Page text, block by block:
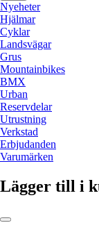
Nyeheter
Hjälmar
Cyklar
Landsvägar
Grus
Mountainbikes
BMX
Urban
Reservdelar
Utrustning
Verkstad
Erbjudanden
Varumärken
Lägger till i